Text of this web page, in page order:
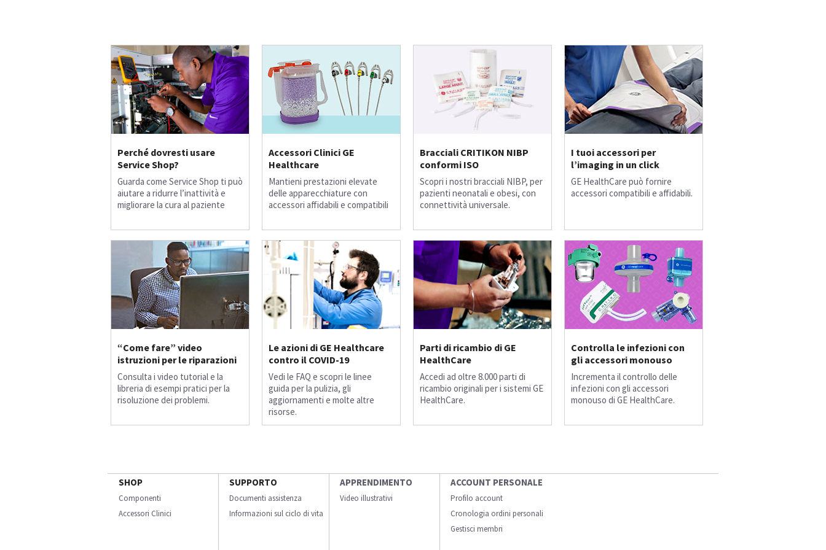
Perché dovresti usare
Service Shop?
Guarda come Service Shop ti può
aiutare a ridurre l’inattività e
migliorare la cura al paziente
Accessori Clinici GE
Healthcare
Mantieni prestazioni elevate
delle apparecchiature con
accessori affidabili e compatibili
Bracciali CRITIKON NIBP
conformi ISO
Scopri i nostri bracciali NIBP, per
pazienti neonatali e obesi, con
connettività universale.
I tuoi accessori per
l’imaging in un click
GE HealthCare può fornire
accessori compatibili e affidabili.
“Come fare” video
istruzioni per le riparazioni
Consulta i video tutorial e la
libreria di esempi pratici per la
risoluzione dei problemi.
Le azioni di GE Healthcare
contro il COVID-19
Vedi le FAQ e scopri le linee
guida per la pulizia, gli
aggiornamenti e molte altre
risorse.
Parti di ricambio di GE
HealthCare
Accedi ad oltre 8.000 parti di
ricambio originali per i sistemi GE
HealthCare.
Controlla le infezioni con
gli accessori monouso
Incrementa il controllo delle
infezioni con gli accessori
monouso di GE HealthCare.
SHOP
Componenti
Accessori Clinici
SUPPORTO
Documenti assistenza
Informazioni sul ciclo di vita
APPRENDIMENTO
Video illustrativi
ACCOUNT PERSONALE
Profilo account
Cronologia ordini personali
Gestisci membri